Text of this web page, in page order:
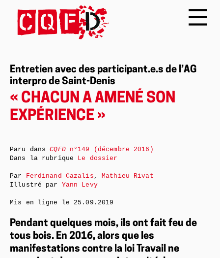
Entretien avec des participant.e.s de l’AG
interpro de Saint-Denis
« CHACUN A AMENÉ SON
EXPÉRIENCE »
Pendant quelques mois, ils ont fait feu de
tous bois. En 2016, alors que les
manifestations contre la loi Travail ne
Paru dansCQFDn°149 (décembre 2016)
Dans la rubrique Le dossier
Par Ferdinand Cazalis ,Mathieu Rivat
Illustré par Yann Levy
Mis en ligne le 25.09.2019